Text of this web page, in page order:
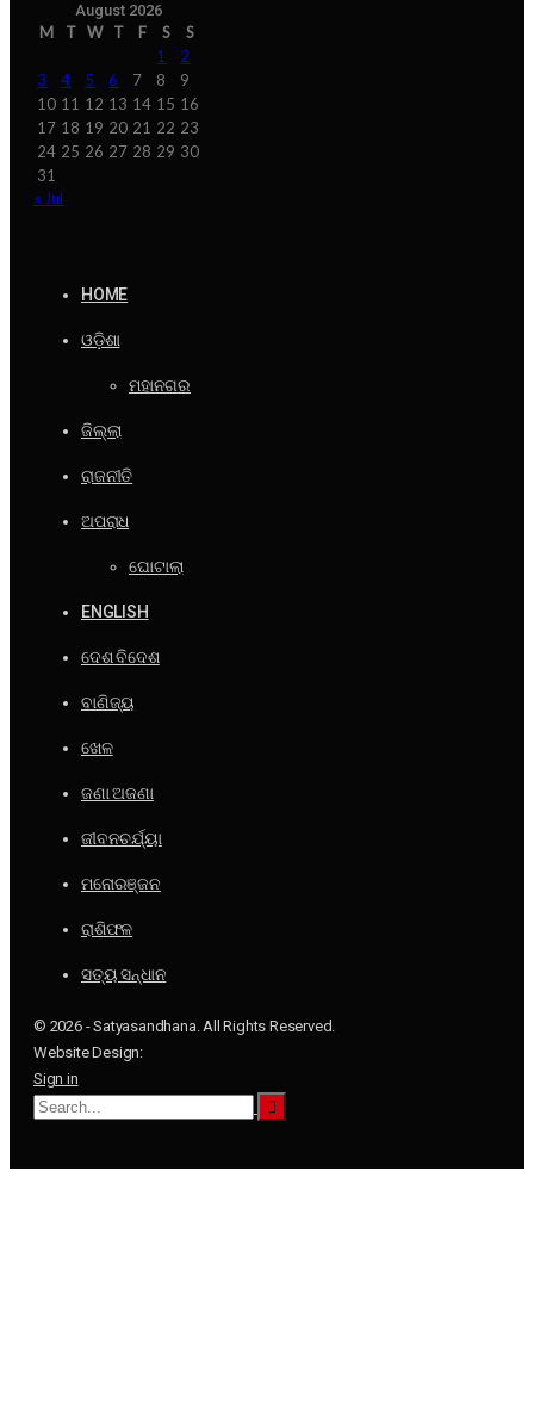
August 2026
M T W T F S
S
1
2
3
4 5 6 7 8
9
10 11 12 13 14 15 16
17 18 19 20 21 22 23
24 25 26 27 28 29 30
31
« Jul
HOME
ଓଡ଼ିଶା
ମହାନଗର
ଜିଲ୍ଲା
ରାଜନୀତି
ଅପରାଧ
ଘୋଟାଲା
ENGLISH
ଦେଶ ବିଦେଶ
ବାଣିଜ୍ୟ
ଖେଳ
ଜଣା ଅଜଣା
ଜୀବନଚର୍ଯ୍ୟା
ମନୋରଞ୍ଜନ
ରାଶିଫଳ
ସତ୍ୟ ସନ୍ଧାନ
© 2026 - Satyasandhana. All Rights Reserved.
Website Design:
Sign in